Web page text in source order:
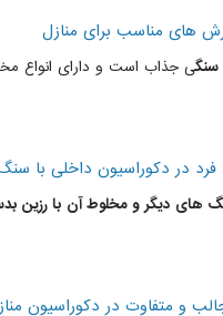
های مناسب برای منازل
سنگی جذاب است و دارای انواع
در دکوراسیون داخلی با
های دیگر و مخلوط آن با رزین
و متفاوت در دکوراسیون